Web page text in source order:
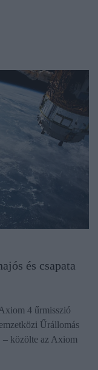
és csapata
4 űrmisszió
Űrállomás
– közölte az Axiom